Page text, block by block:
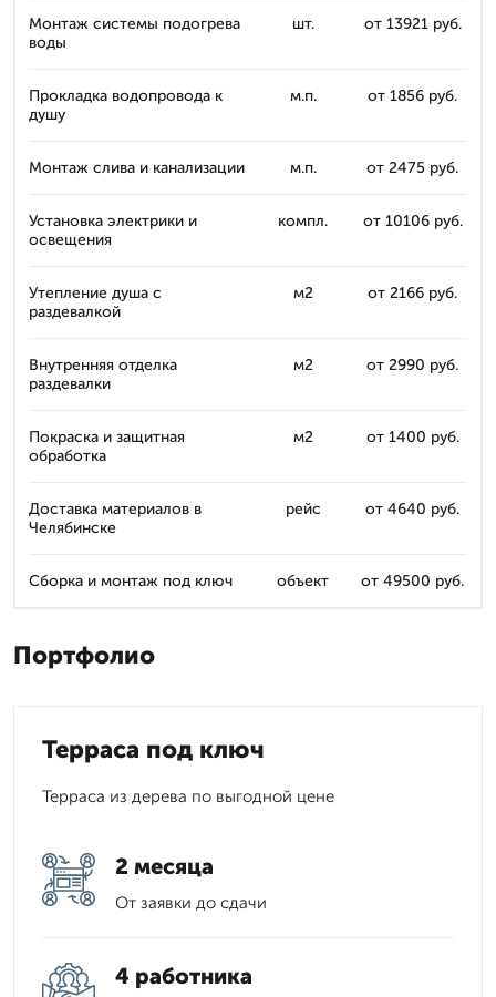
Монтаж системы подогрева
воды
шт. от 13921 руб.
Прокладка водопровода к
душу
м.п. от 1856 руб.
Монтаж слива и канализации м.п. от 2475 руб.
Установка электрики и
освещения
компл. от 10106 руб.
Утепление душа с
раздевалкой
м2 от 2166 руб.
Внутренняя отделка
раздевалки
м2 от 2990 руб.
Покраска и защитная
обработка
м2 от 1400 руб.
Доставка материалов в
Челябинске
рейс от 4640 руб.
Сборка и монтаж под ключ объект от 49500 руб.
Портфолио
Терраса под ключ
Терраса из дерева по выгодной цене
2 месяца
От заявки до сдачи
4 работника